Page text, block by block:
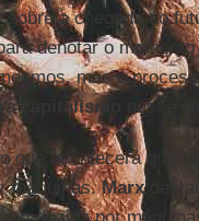
a chegada no
denotar o momento
mas o
capitalismo nesse
acontecerá
máquinas.Marx